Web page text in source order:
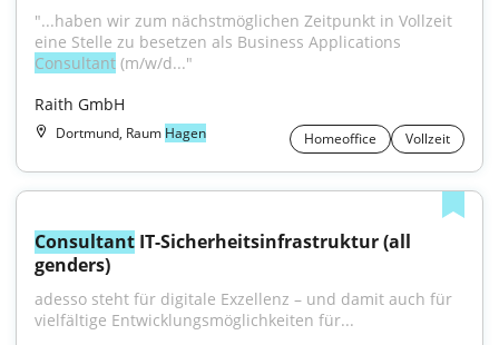
"...haben wir zum nächstmöglichen Zeitpunkt in Vollzeit
Consultant (m/w/d..."
Raith GmbH
Dortmund, Raum Hagen Homeoffice Vollzeit
Consultant IT-Sicherheitsinfrastruktur (all
genders)
adesso steht für digitale Exzellenz – und damit auch für
vielfältige Entwicklungsmöglichkeiten für...